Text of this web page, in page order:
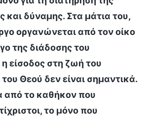
και δύναμης. Στα μάτια του,
οργανώνεται από τον οίκο
της διάδοσης του
η είσοδος στη ζωή του
Θεού δεν είναι σημαντικά.
από το καθήκον που
το μόνο που